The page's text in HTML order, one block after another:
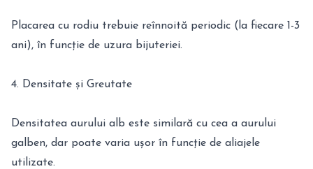
Placarea cu rodiu trebuie reînnoită periodic (la fiecare 1-3
ani), în funcție de uzura bijuteriei.
4. Densitate și Greutate
Densitatea aurului alb este similară cu cea a aurului
galben, dar poate varia ușor în funcție de aliajele
utilizate.